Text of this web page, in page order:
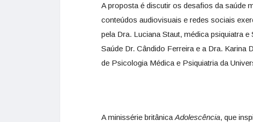
A proposta é discutir os desafios da saúde
conteúdos audiovisuais e redes sociais
pela Dra. Luciana Staut, médica psiquiatra
Saúde Dr. Cândido Ferreira e a Dra. Karina
de Psicologia Médica e Psiquiatria da
A minissérie britânica Adolescência, que